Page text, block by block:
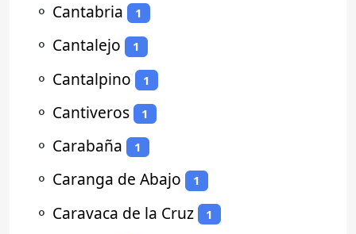
⚬ Cantabria 1
⚬ Cantalejo 1
⚬ Cantalpino 1
⚬ Cantiveros 1
⚬ Carabaña 1
⚬ Caranga de Abajo 1
⚬ Caravaca de la Cruz 1